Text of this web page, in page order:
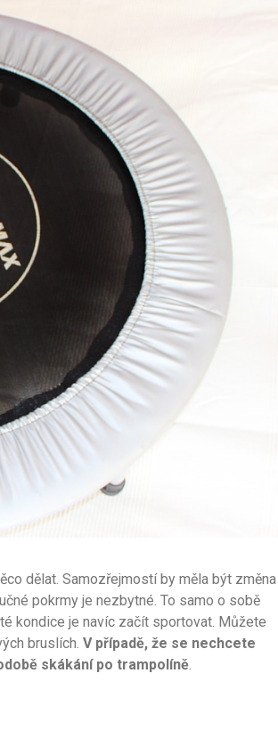
dělat. Samozřejmostí by měla být změna
pokrmy je nezbytné. To samo o sobě
kondice je navíc začít sportovat. Můžete
bruslích. V případě, že se nechcete
skákání po trampolíně.